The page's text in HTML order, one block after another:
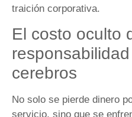
traición corporativa.
El costo oculto
cerebros
No solo se pierde dinero
servicio, sino que se